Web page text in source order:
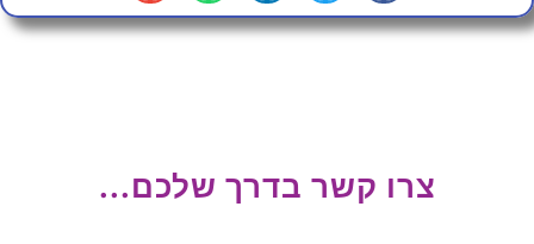
צרו קשר בדרך שלכם...